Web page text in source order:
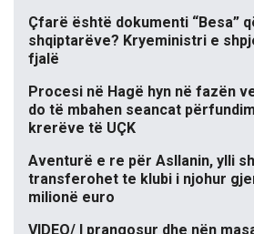
Çfarë është dokumenti “Besa”
shqiptarëve? Kryeministri e
fjalë
Procesi në Hagë hyn në fazën
do të mbahen seancat
krerëve të UÇK
Aventurë e re për Asllanin, ylli
transferohet te klubi i njohur
milionë euro
VIDEO/ I prangosur dhe nën